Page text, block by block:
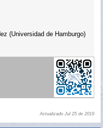
(Universidad de Hamburgo)
Actualizado Jul 25 de 2019